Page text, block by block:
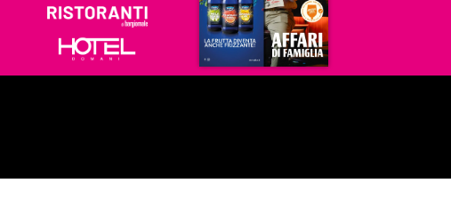
Ristoranti
Hoteldomani